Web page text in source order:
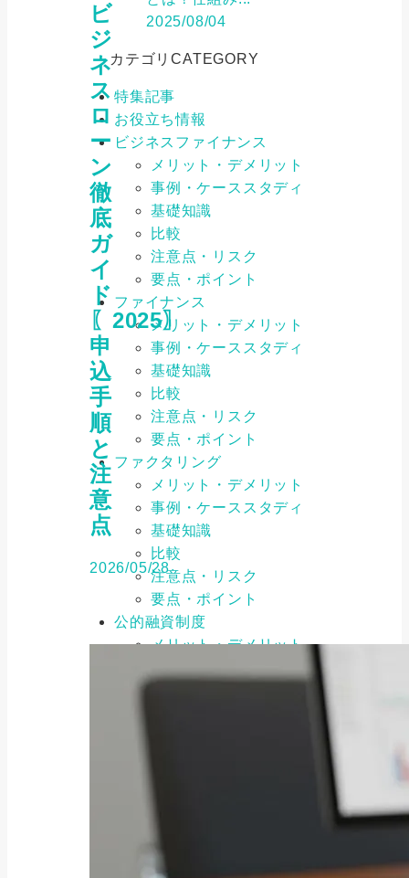
ビ
ジ
ネ
ス
ロ
ー
ン
徹
底
ガ
イ
ド
〖2025〗
申
込
手
順
と
注
意
点
2026/05/28
2025/08/04
カテゴリCATEGORY
特集記事
お役立ち情報
ビジネスファイナンス
メリット・デメリット
事例・ケーススタディ
基礎知識
比較
注意点・リスク
要点・ポイント
ファイナンス
メリット・デメリット
事例・ケーススタディ
基礎知識
比較
注意点・リスク
要点・ポイント
ファクタリング
メリット・デメリット
事例・ケーススタディ
基礎知識
比較
注意点・リスク
要点・ポイント
公的融資制度
メリット・デメリット
基礎知識
比較